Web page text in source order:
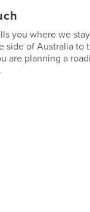
you where we
side of Australia to
are planning a